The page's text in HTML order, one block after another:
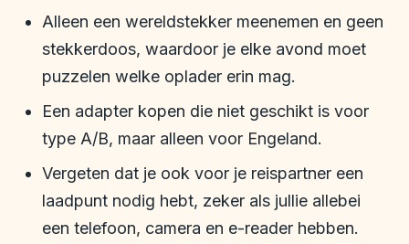
Alleen een wereldstekker meenemen en geen
stekkerdoos, waardoor je elke avond moet
puzzelen welke oplader erin mag.
Een adapter kopen die niet geschikt is voor
type A/B, maar alleen voor Engeland.
Vergeten dat je ook voor je reispartner een
laadpunt nodig hebt, zeker als jullie allebei
een telefoon, camera en e-reader hebben.